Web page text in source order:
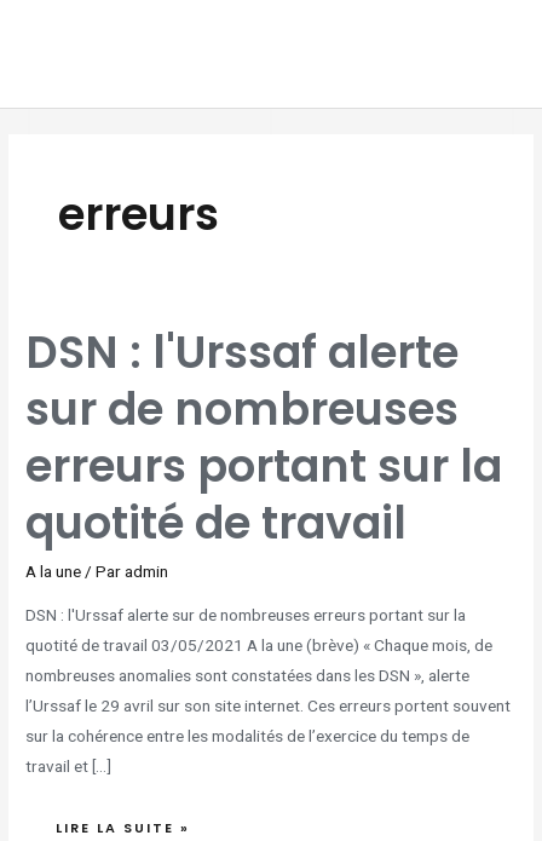
erreurs
DSN : l'Urssaf alerte
sur de nombreuses
erreurs portant sur la
quotité de travail
A la une/ Paradmin
DSN : l'Urssaf alerte sur de nombreuses erreurs portant sur la
quotité de travail 03/05/2021 A la une (brève) « Chaque mois, de
nombreuses anomalies sont constatées dans les DSN », alerte
l’Urssaf le 29 avril sur son site internet. Ces erreurs portent souvent
sur la cohérence entre les modalités de l’exercice du temps de
travail et […]
:
L'URSSAF
ALERTE
NOMBREUSES
ERREURS
PORTANT
QUOTITÉ
TRAVAIL
LIRE LA SUITE »